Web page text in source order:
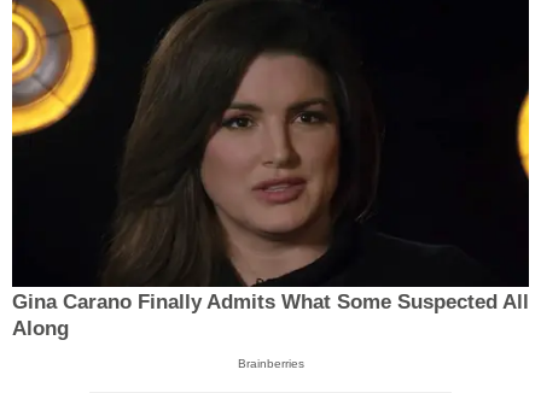
Gina Carano Finally Admits What Some Suspected All
Along
Brainberries